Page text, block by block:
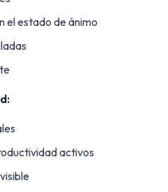
el estado de ánimo
activos